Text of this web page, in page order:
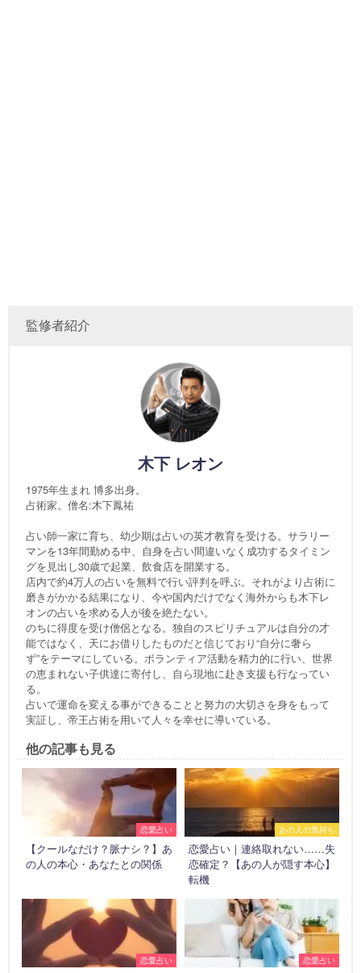
監修者紹介
木下 レオン
1975年生まれ 博多出身。
占術家。僧名:木下鳳祐
占い師一家に育ち、幼少期は占いの英才教育を受ける。サラリー
マンを13年間勤める中、自身を占い間違いなく成功するタイミン
グを見出し30歳で起業、飲食店を開業する。
店内で約4万人の占いを無料で行い評判を呼ぶ。それがより占術に
磨きがかかる結果になり、今や国内だけでなく海外からも木下レ
オンの占いを求める人が後を絶たない。
のちに得度を受け僧侶となる。独自のスピリチュアルは自分の才
能ではなく、天にお借りしたものだと信じており“自分に奢ら
ず”をテーマにしている。ボランティア活動を精力的に行い、世界
の恵まれない子供達に寄付し、自ら現地に赴き支援も行なってい
る。
占いで運命を変える事ができることと努力の大切さを身をもって
実証し、帝王占術を用いて人々を幸せに導いている。
他の記事も見る
恋愛占い
【クールなだけ？脈ナシ？】あ
の人の本心・あなたとの関係
あの人の気持ち
恋愛占い｜連絡取れない……失
恋確定？【あの人が隠す本心】
転機
恋愛占い 恋愛占い